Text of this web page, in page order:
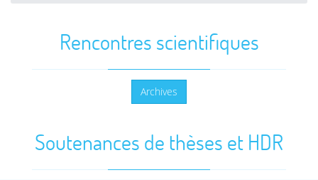
Rencontres scientifiques
Archives
Soutenances de thèses et HDR